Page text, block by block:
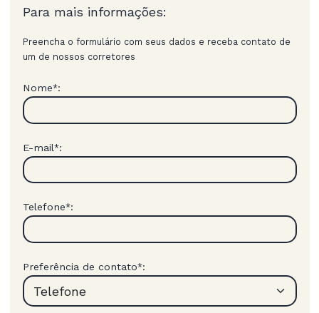
Para mais informações:
Preencha o formulário com seus dados e receba contato de
um de nossos corretores
Nome*:
E-mail*:
Telefone*:
Preferência de contato*: